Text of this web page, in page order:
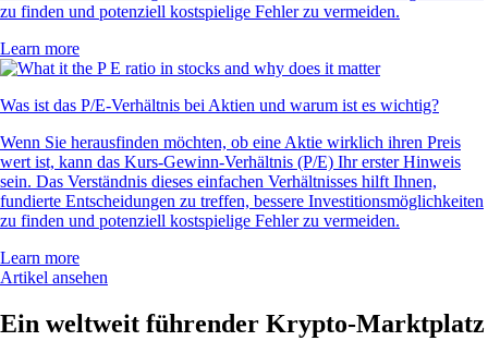
zu finden und potenziell kostspielige Fehler zu vermeiden.
Learn more
Was ist das P/E-Verhältnis bei Aktien und warum ist es wichtig?
Wenn Sie herausfinden möchten, ob eine Aktie wirklich ihren Preis
wert ist, kann das Kurs-Gewinn-Verhältnis (P/E) Ihr erster Hinweis
sein. Das Verständnis dieses einfachen Verhältnisses hilft Ihnen,
fundierte Entscheidungen zu treffen, bessere Investitionsmöglichkeiten
zu finden und potenziell kostspielige Fehler zu vermeiden.
Learn more
Artikel ansehen
Ein weltweit führender Krypto-Marktplatz